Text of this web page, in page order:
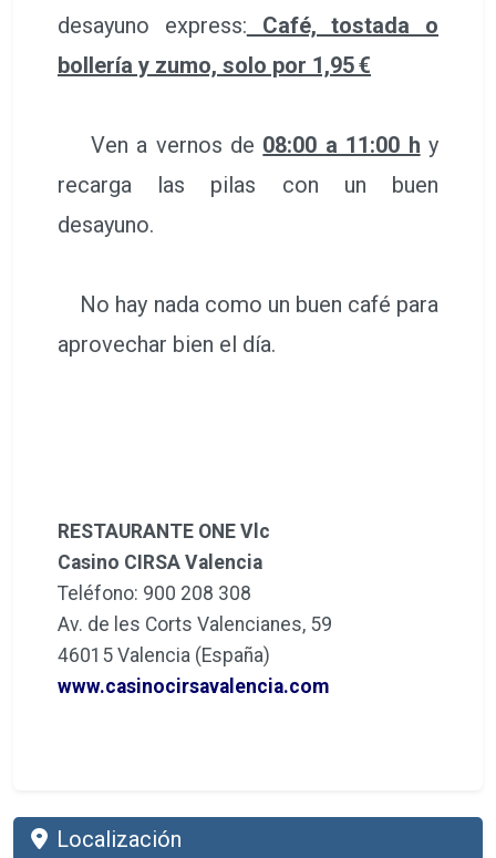
desayuno express: Café, tostada o
bollería y zumo, solo por 1,95 €
Ven a vernos de 08:00 a 11:00 h y
recarga las pilas con un buen
desayuno.
No hay nada como un buen café para
aprovechar bien el día.
RESTAURANTE ONE Vlc
Casino CIRSA Valencia
Teléfono: 900 208 308
Av. de les Corts Valencianes, 59
46015 Valencia (España)
www.casinocirsavalencia.com
Localización